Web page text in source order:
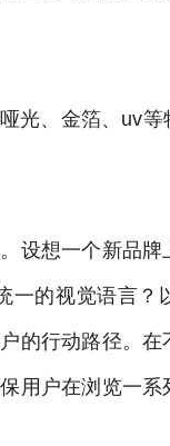
光、金箔、uv
设想一个新品
一的视觉语言？
的行动路径。
用户在浏览一